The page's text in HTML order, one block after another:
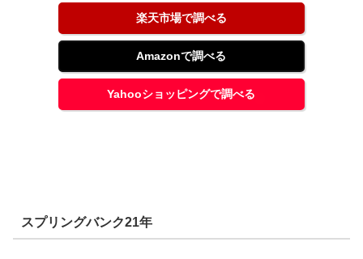
楽天市場で調べる
Amazonで調べる
Yahooショッピングで調べる
スプリングバンク21年